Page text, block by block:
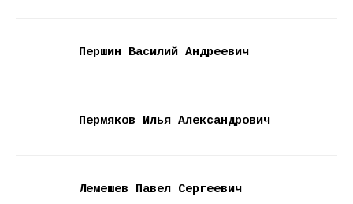
Першин Василий Андреевич
Пермяков Илья Александрович
Лемешев Павел Сергеевич